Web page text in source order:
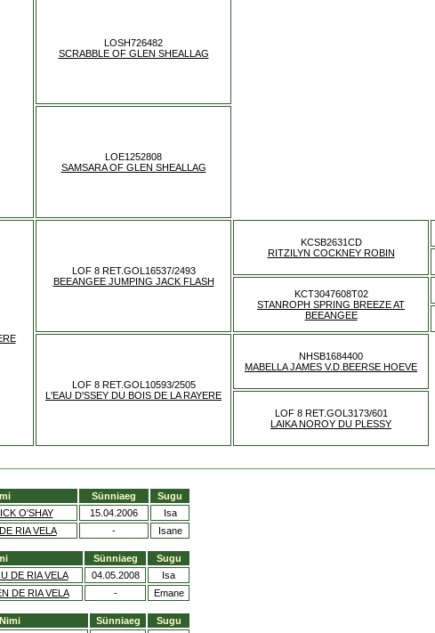
LOSH726482
SCRABBLE OF GLEN SHEALLAG
LOE1252808
SAMSARA OF GLEN SHEALLAG
LOF 8 RET.GOL16537/2493
BEEANGEE JUMPING JACK FLASH
KCSB2631CD
RITZILYN COCKNEY ROBIN
KCT3047608T02
STANROPH SPRING BREEZE AT
BEEANGEE
LOF 8 RET.GOL10593/2505
L'EAU D'SSEY DU BOIS DE LA RAYERE
NHSB1684400
MABELLA JAMES V.D.BEERSE HOEVE
LOF 8 RET.GOL3173/601
LAIKA NOROY DU PLESSY
Sünniaeg
Sugu
O'SHAY 15.04.2006
Isa
RIA VELA - Isane
Sünniaeg
Sugu
DE RIA VELA 04.05.2008
Isa
DE RIA VELA - Emane
Nimi Sünniaeg
Sugu